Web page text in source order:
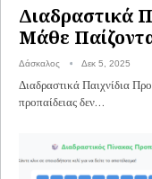
Διαδραστικά
Μάθε
Δάσκαλος Δεκ 5, 2025
Διαδραστικά Παιχνίδια
προπαίδειας δεν…